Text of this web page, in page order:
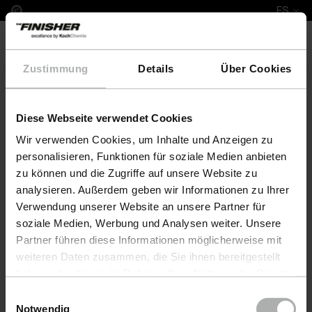
Zustimmung Details Über Cookies
Diese Webseite verwendet Cookies
Wir verwenden Cookies, um Inhalte und Anzeigen zu
personalisieren, Funktionen für soziale Medien anbieten
zu können und die Zugriffe auf unsere Website zu
analysieren. Außerdem geben wir Informationen zu Ihrer
Verwendung unserer Website an unsere Partner für
soziale Medien, Werbung und Analysen weiter. Unsere
Partner führen diese Informationen möglicherweise mit
weiteren Daten zusammen, die Sie ihnen bereitgestellt
Einstellungen zu den Cookies finden Sie unter
Notwendig
ES
COLOURLOCK Leather Fresh Colour & Protect Set